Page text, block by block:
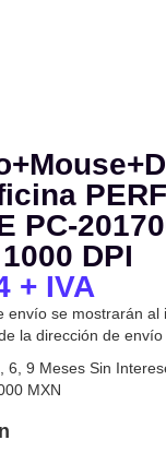
PC-
DPI
+ IVA
envío se mostrarán al
la dirección de envío
6, 9 Meses Sin
MXN